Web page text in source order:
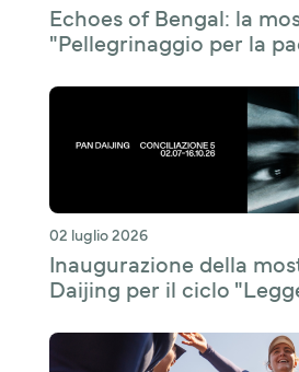
Echoes of Bengal: la
"Pellegrinaggio per la
02 luglio 2026
Inaugurazione della
Daijing per il ciclo